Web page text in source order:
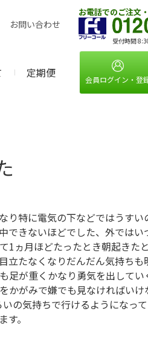
お問い合わせ
お電話でのご注文
受付時間
定期便 会員ログイン・登
り特に電気の下などではうすい
できないほどでした、外ではい
1ヵ月ほどたったとき朝起きた
立たなくなりだんだん気持ちも
足が重くかなり勇気を出して
かがみで嫌でも見なければい
の気持ちで行けるようになっ
。